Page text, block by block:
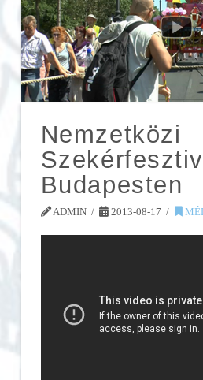
Nemzetközi
Budapesten
ADMIN 2013-08-17